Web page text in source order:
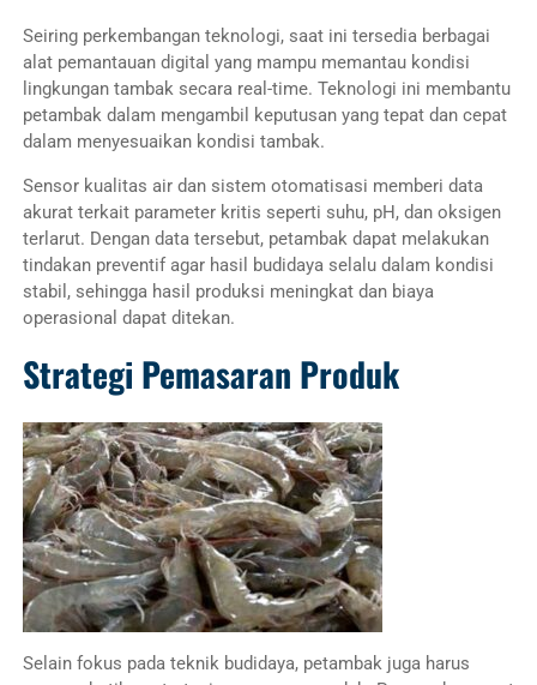
Seiring perkembangan teknologi, saat ini tersedia berbagai
alat pemantauan digital yang mampu memantau kondisi
lingkungan tambak secara real-time. Teknologi ini membantu
petambak dalam mengambil keputusan yang tepat dan cepat
dalam menyesuaikan kondisi tambak.
Sensor kualitas air dan sistem otomatisasi memberi data
akurat terkait parameter kritis seperti suhu, pH, dan oksigen
terlarut. Dengan data tersebut, petambak dapat melakukan
tindakan preventif agar hasil budidaya selalu dalam kondisi
stabil, sehingga hasil produksi meningkat dan biaya
operasional dapat ditekan.
Strategi Pemasaran Produk
Selain fokus pada teknik budidaya, petambak juga harus